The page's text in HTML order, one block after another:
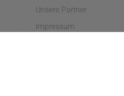
Unsere Partner
Impressum